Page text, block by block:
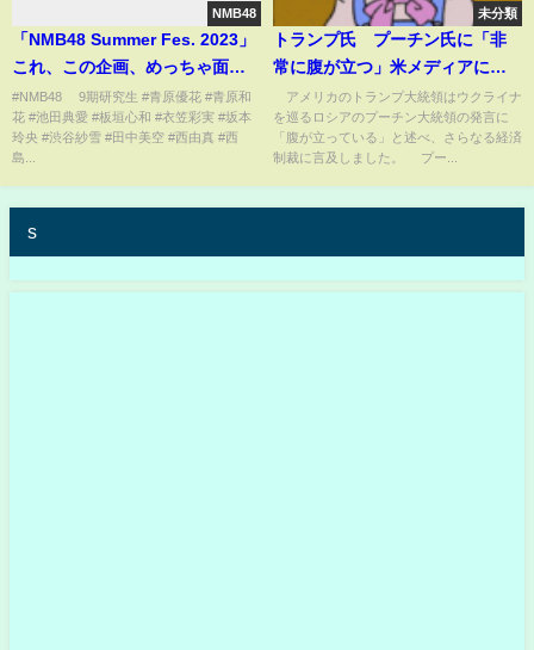
NMB48
「NMB48 Summer Fes. 2023」
これ、この企画、めっちゃ面白
くなりそうやし9期生が思いっき
り成長しそうで良いと思
う！ Generation
#NMB48 9期研究生 #青原優花 #青原和
花 #池田典愛 #板垣心和 #衣笠彩実 #坂本
玲央 #渋谷紗雪 #田中美空 #西由真 #西
島...
未分類
トランプ氏 プーチン氏に「非
常に腹が立つ」米メディアに語
る 今週再び協議の予定(2025年
3月31日)
アメリカのトランプ大統領はウクライナ
を巡るロシアのプーチン大統領の発言に
「腹が立っている」と述べ、さらなる経済
制裁に言及しました。 プー...
s